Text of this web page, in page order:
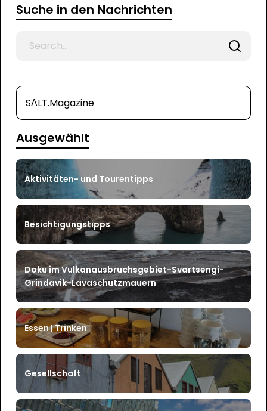
Suche in den Nachrichten
SΛLT.Magazine
Ausgewählt
Aktivitäten- und Tourentipps
Besichtigungstipps
Doku im Vulkanausbruchsgebiet-Svartsengi-
Grindavik-Lavaschutzmauern
Essen | Trinken
Gesellschaft